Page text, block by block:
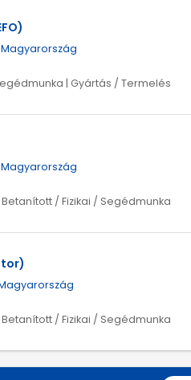
| Gyártás / Termelés
/ Fizikai / Segédmunka
/ Fizikai / Segédmunka